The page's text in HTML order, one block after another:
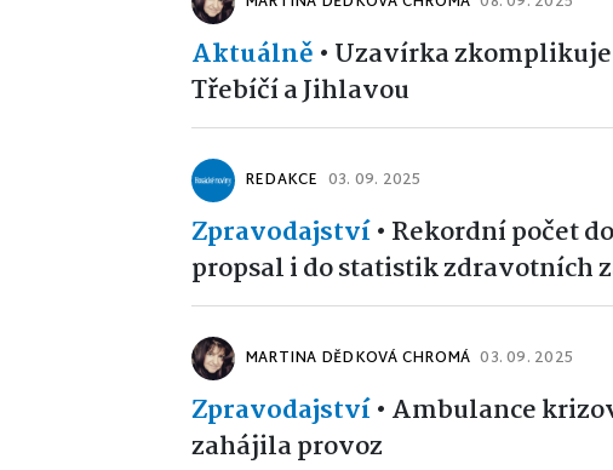
Aktuálně • Uzavírka
Třebíčí a Jihlavou
REDAKCE 03. 09. 2025
Zpravodajství• Rekordní počet
propsal i do statistik zdravotních
MARTINA DĚDKOVÁ CHROMÁ 03. 09. 2025
Zpravodajství• Ambulance
zahájila provoz